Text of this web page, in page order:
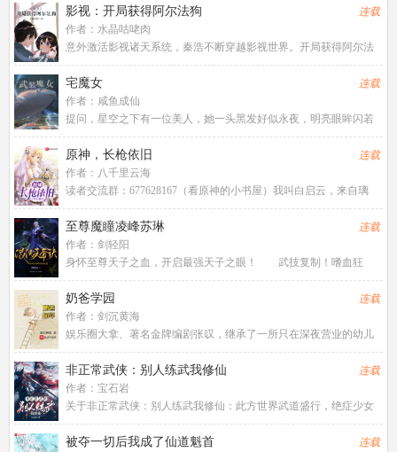
视界！时间静止！…… 【混沌天帝】凌峰：“我凭这双眼，敢叫
天地颤栗！”
影视：开局获得阿尔法狗
作者： 水晶咕咾肉
意外激活影视诸天系统，秦浩不断穿越影视世界。开局获得阿尔法
狗，拥有强大的计算能力跟记忆力，关键是在不同影视世界学到的
知识、技能可以完美继承。秦浩从而开启一段绚丽精彩的人生。暂
定世界：欢乐颂、小欢喜、小
连载
宅魔女
作者： 咸鱼成仙
提问，星空之下有一位美人，她一头黑发好似永夜，明亮眼眸闪若
星辰，强大的魔力令世界颤抖，绝世的美貌令众生臣服，这位美人
是谁？“没错，就是我，魔女之王，多萝茜哒”ps：原名《武装魔
女》，不嫁，慢热设定文，
连载
原神，长枪依旧
作者： 八千里云海
读者交流群：677628167（看原神的小书屋）我叫白启云，来自璃
月，是一名厨师。本来我以为，我会继承爷爷的白氏餐馆，然后在
璃月当一辈子厨师。直到有一天，隔壁万民堂的人跑出去游览提瓦
特，而我则被老爷子
连载
至尊魔瞳凌峰苏琳
作者： 剑轻阳
身怀至尊天子之血，开启最强天子之眼！ 武技复制！嗜血狂
暴！看破虚幻！记忆读取！焚世黑炎！分身瞬移！空间粉碎！无限
视界！时间静止！…… 【混沌天帝】凌峰：“我凭这双眼，敢叫
天地颤栗！”
连载
奶爸学园
作者： 剑沉黄海
娱乐圈大拿、著名金牌编剧张叹，继承了一所只在深夜营业的幼儿
园，想关关不了，因为小朋友实在太可爱了……凌晨零点半，他目
送西装革履一脸倦容的社畜接走3岁的小女儿，一身酒味的酒吧侍者
抱起熟睡的儿子走进夜色，
连载
非正常武侠：别人练武我修仙
作者： 宝石岩
关于非正常武侠：别人练武我修仙：此方世界武道盛行，绝症少女
魂穿而来，开局获得修仙功法。别人练武我修仙？那岂不是版本碾
压？可她朝四周看去，周围到处都是无尽的黄沙，没有食物没有
连载
被夺一切后我成了仙道魁首 连载